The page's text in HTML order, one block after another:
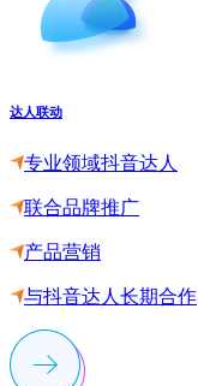
达人联动
专业领域抖音达人
联合品牌推广
产品营销
与抖音达人长期合作